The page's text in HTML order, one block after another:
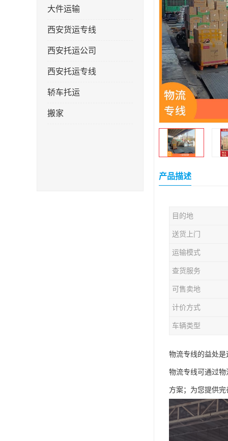
大件运输
西安货运专线
西安托运公司
西安托运专线
轿车托运
搬家
产品描述
目的地
送货上门
运输模式
查货服务
可售卖地
计价方式
车辆类型
物流专线的益处
物流专线可通过
方案；为您提供